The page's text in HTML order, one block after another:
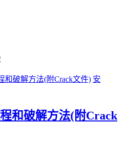
安
和破解方法(附Crack